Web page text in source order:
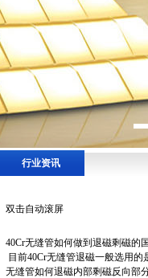
行业资讯
双击自动滚屏
40Cr无缝管如何做到退磁剩磁的
目前40Cr无缝管退磁一般选用
无缝管如何退磁内部剩磁反向部